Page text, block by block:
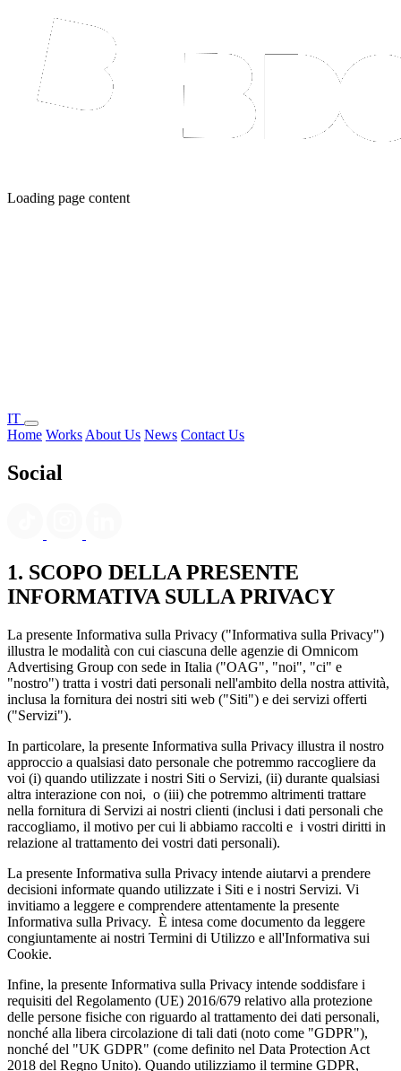
Loading page content
IT
Home Works About Us News Contact Us
Social
1. SCOPO DELLA PRESENTE
INFORMATIVA SULLA PRIVACY
La presente Informativa sulla Privacy ("Informativa sulla Privacy")
illustra le modalità con cui ciascuna delle agenzie di Omnicom
Advertising Group con sede in Italia ("OAG", "noi", "ci" e
"nostro") tratta i vostri dati personali nell'ambito della nostra attività,
inclusa la fornitura dei nostri siti web ("Siti") e dei servizi offerti
("Servizi").
In particolare, la presente Informativa sulla Privacy illustra il nostro
approccio a qualsiasi dato personale che potremmo raccogliere da
voi (i) quando utilizzate i nostri Siti o Servizi, (ii) durante qualsiasi
altra interazione con noi, o (iii) che potremmo altrimenti trattare
nella fornitura di Servizi ai nostri clienti (inclusi i dati personali che
raccogliamo, il motivo per cui li abbiamo raccolti e i vostri diritti in
relazione al trattamento dei vostri dati personali).
La presente Informativa sulla Privacy intende aiutarvi a prendere
decisioni informate quando utilizzate i Siti e i nostri Servizi. Vi
invitiamo a leggere e comprendere attentamente la presente
Informativa sulla Privacy. È intesa come documento da leggere
congiuntamente ai nostri Termini di Utilizzo e all'Informativa sui
Cookie.
Infine, la presente Informativa sulla Privacy intende soddisfare i
requisiti del Regolamento (UE) 2016/679 relativo alla protezione
delle persone fisiche con riguardo al trattamento dei dati personali,
nonché alla libera circolazione di tali dati (noto come "GDPR"),
nonché del "UK GDPR" (come definito nel Data Protection Act
2018 del Regno Unito). Quando utilizziamo il termine GDPR,